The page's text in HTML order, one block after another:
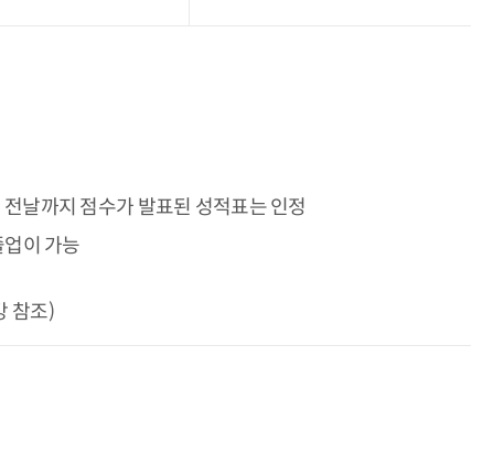
날까지 점수가 발표된 성적표는 인정
이 가능
참조)